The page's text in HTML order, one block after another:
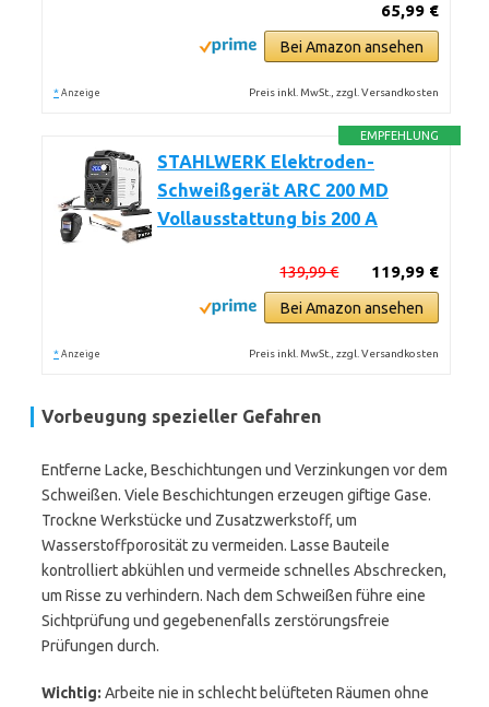
65,99 €
Bei Amazon ansehen
* Anzeige Preis inkl. MwSt., zzgl. Versandkosten
EMPFEHLUNG
STAHLWERK Elektroden-
Schweißgerät ARC 200 MD
Vollausstattung bis 200 A
119,99 €
139,99 €
Bei Amazon ansehen
* Anzeige Preis inkl. MwSt., zzgl. Versandkosten
Vorbeugung spezieller Gefahren
Entferne Lacke, Beschichtungen und Verzinkungen vor dem
Schweißen. Viele Beschichtungen erzeugen giftige Gase.
Trockne Werkstücke und Zusatzwerkstoff, um
Wasserstoffporosität zu vermeiden. Lasse Bauteile
kontrolliert abkühlen und vermeide schnelles Abschrecken,
um Risse zu verhindern. Nach dem Schweißen führe eine
Sichtprüfung und gegebenenfalls zerstörungsfreie
Prüfungen durch.
Wichtig: Arbeite nie in schlecht belüfteten Räumen ohne